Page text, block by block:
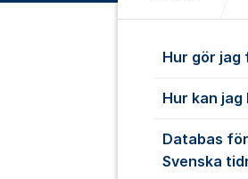
E-
Hur gör jag
Hur kan
Databas
Svenska